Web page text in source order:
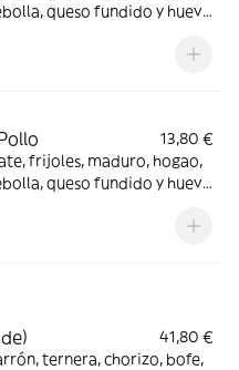
queso fundido y huevo
13,80 €
frijoles, maduro, hogao,
queso fundido y huevo
41,80 €
ternera, chorizo, bofe,